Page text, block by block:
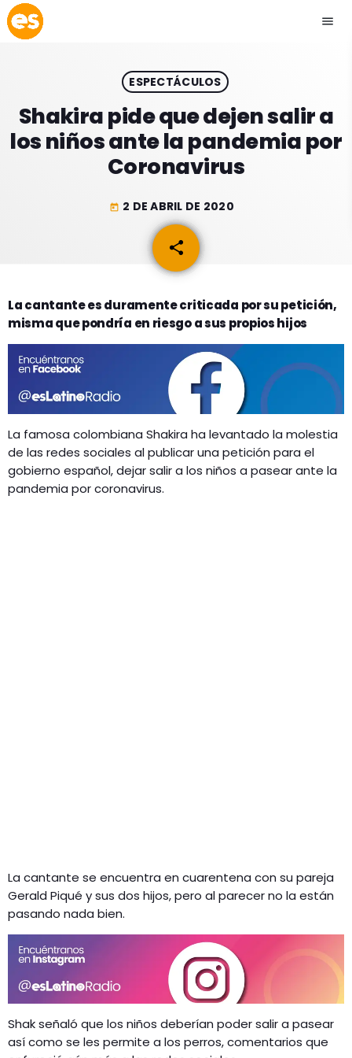
menu
play_arrow EMISIÓN LA PAZ
play_arrow EMISIÓN COCHABAMBA
ACTUALIDAD
ESPECTÁCULOS
GEEKERS
PROGRAMACIÓN
INICIO
RADIO SPLENDID
CONTACTO
ESPECTÁCULOS
Shakira pide que dejen salir a
los niños ante la pandemia por
Coronavirus
today 2 DE ABRIL DE 2020
share
email
La cantante es duramente criticada por su petición,
misma que pondría en riesgo a sus propios hijos
La famosa colombiana Shakira ha levantado la molestia
de las redes sociales al publicar una petición para el
gobierno español, dejar salir a los niños a pasear ante la
pandemia por coronavirus.
La cantante se encuentra en cuarentena con su pareja
Gerald Piqué y sus dos hijos, pero al parecer no la están
pasando nada bien.
Shak señaló que los niños deberían poder salir a pasear
así como se les permite a los perros, comentarios que